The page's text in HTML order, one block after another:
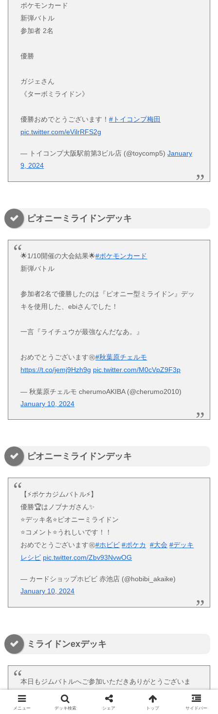
ポケモンカード
新弾バトル
参加者 2名
優勝
ガジェさん
《ターボミライドン》
優勝おめでとうございます！#トイコンプ梅田
pic.twitter.com/eVilrRFS2g
— トイコンプ大阪駅前第3ビル店 (@toycomp5)January
9, 2024
ピオニーミライドンデッキ
🌟1/10開催の大会結果🌟#ポケモンカード
新弾バトル
参加者2名で優勝したのは『ピオニー型ミライドン』デッ
キを使用した、ebiさんでした！
一言『ライチュウが最強なんだなあ。』
おめでとうございます㊗️#秋葉原チェルモ
https://t.co/jemj9Hzh9g pic.twitter.com/M0cVpZ9F3p
— 秋葉原チェルモ cherumoAKIBA (@cherumo2010)
January 10, 2024
ピオニーミライドンデッキ
【⚡️ポケカジムバトル⚡️】
優勝🏆はノブナガさん✨
⭐️デッキ名⭐️ピオニーミライドン
⭐️コメント⭐️うれしいです！！
おめでとうございます㊗️#ホビビ #ポケカ #大会 #デッキ
レシピ pic.twitter.com/Zbv93NvwOG
— カードショップホビビ 赤池店 (@hobibi_akaike)
January 10, 2024
ミライドンexデッキ
本日もジムバトルへご参加いただきありがとうございま
した！
メニュー デッキ検索 シェア トップ サイドバー